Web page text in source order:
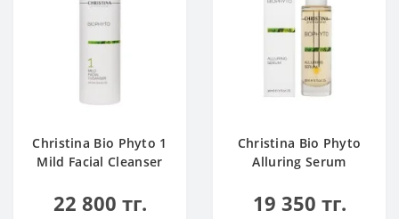
Christina Bio Phyto 1
Mild Facial Cleanser
22 800 тг.
Christina Bio Phyto
Alluring Serum
19 350 тг.